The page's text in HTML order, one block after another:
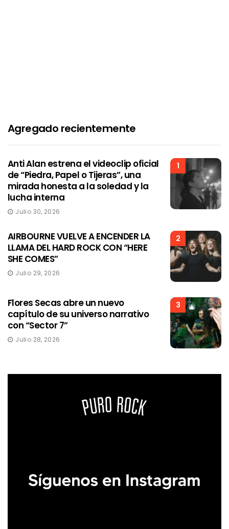
Agregado recientemente
1
Anti Alan estrena el videoclip oficial
de “Piedra, Papel o Tijeras”, una
mirada honesta a la soledad y la
lucha interna
Julio 30, 2026
2
AIRBOURNE VUELVE A ENCENDER LA
LLAMA DEL HARD ROCK CON “HERE
SHE COMES”
Julio 29, 2026
3
Flores Secas abre un nuevo
capítulo de su universo narrativo
con “Sector 7”
Julio 28, 2026